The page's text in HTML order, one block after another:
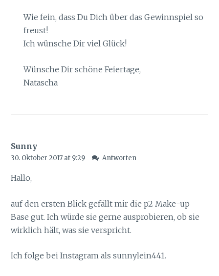
Wie fein, dass Du Dich über das Gewinnspiel so
freust!
Ich wünsche Dir viel Glück!
Wünsche Dir schöne Feiertage,
Natascha
Sunny
30. Oktober 2017 at 9:29 Antworten
Hallo,
auf den ersten Blick gefällt mir die p2 Make-up
Base gut. Ich würde sie gerne ausprobieren, ob sie
wirklich hält, was sie verspricht.
Ich folge bei Instagram als sunnylein441.